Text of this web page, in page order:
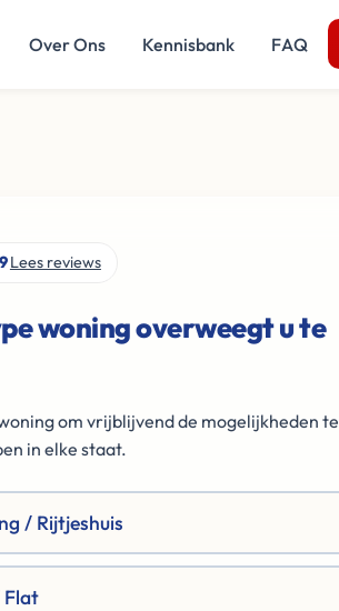
Over Ons Kennisbank FAQ
Lees reviews
woning overweegt u te
om vrijblijvend de mogelijkheden te
in elke staat.
/ Rijtjeshuis